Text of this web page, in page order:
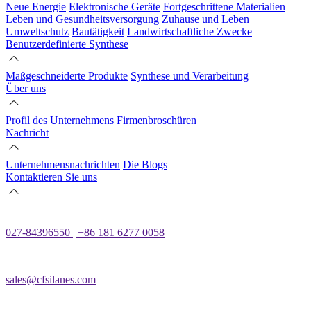
Neue Energie Elektronische Geräte Fortgeschrittene Materialien
Leben und Gesundheitsversorgung Zuhause und Leben
Umweltschutz Bautätigkeit Landwirtschaftliche Zwecke
Benutzerdefinierte Synthese
Maßgeschneiderte Produkte Synthese und Verarbeitung
Über uns
Profil des Unternehmens Firmenbroschüren
Nachricht
Unternehmensnachrichten Die Blogs
Kontaktieren Sie uns
027-84396550 | +86 181 6277 0058
sales@cfsilanes.com